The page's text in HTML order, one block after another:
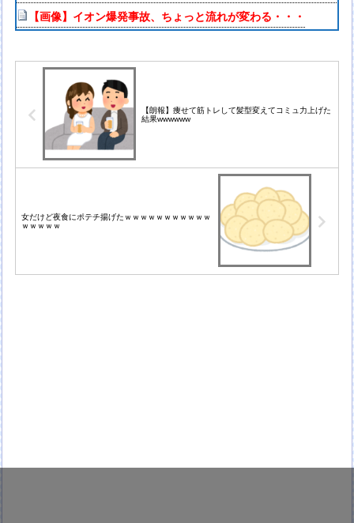
【画像】イオン爆発事故、ちょっと流れが変わる・・・
【朗報】痩せて筋トレして髪型変えてコミュ力上げた
結果wwwwww
女だけど夜食にポテチ揚げたｗｗｗｗｗｗｗｗｗｗｗ
ｗｗｗｗｗ